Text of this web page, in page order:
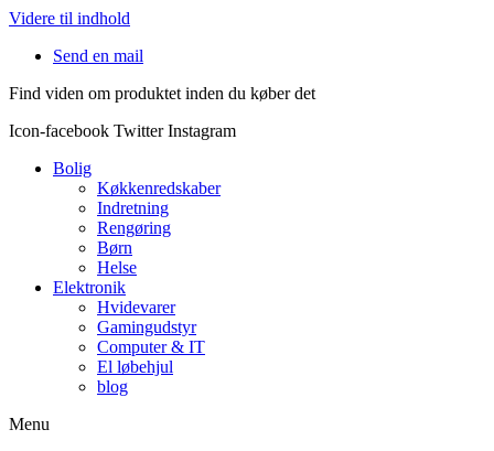
Videre til indhold
Send en mail
Find viden om produktet inden du køber det
Icon-facebook Twitter Instagram
Bolig
Køkkenredskaber
Indretning
Rengøring
Børn
Helse
Elektronik
Hvidevarer
Gamingudstyr
Computer & IT
El løbehjul
blog
Menu